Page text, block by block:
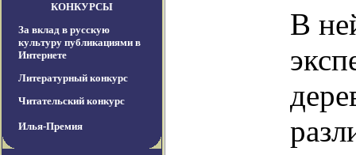
КОНКУРСЫ
За вклад в русскую
культуру публикациями в
Интернете
Литературный конкурс
Читательский конкурс
Илья-Премия
В